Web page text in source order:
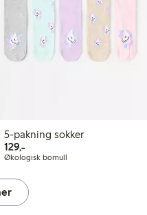
5-pakning sokker
129,-129,00 kr
Økologisk bomull